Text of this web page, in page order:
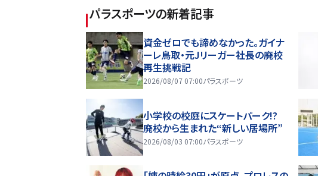
パラスポーツの新着記事
資金ゼロでも諦めなかった。ガイナ
ーレ鳥取・元Jリーガー社長の廃校
再生挑戦記
2026/08/07 07:00パラスポーツ
小学校の校庭にスケートパーク!?
廃校から生まれた“新しい居場所”
2026/08/03 07:00パラスポーツ